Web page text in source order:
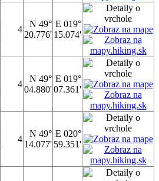
4
N 49°
20.776'
E 019°
15.074'
4
N 49°
04.880'
E 019°
07.361'
4
N 49°
14.077'
E 020°
59.351'